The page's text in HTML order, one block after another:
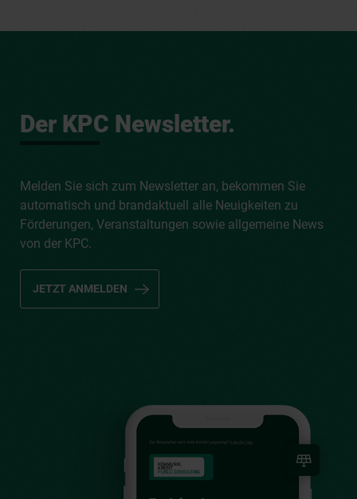
Der KPC Newsletter.
Melden Sie sich zum Newsletter an, bekommen Sie
automatisch und brandaktuell alle Neuigkeiten zu
Förderungen, Veranstaltungen sowie allgemeine News
von der KPC.
JETZT ANMELDEN